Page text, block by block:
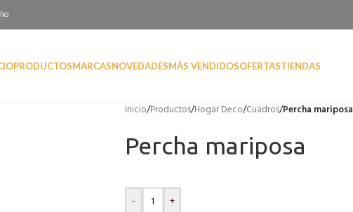
PRODUCTOSMARCASNOVEDADESMÁS VENDIDOSOFERTASTIENDAS
Inicio/Productos/Hogar Deco/Cuadros/Percha mariposa
Percha mariposa
-
+